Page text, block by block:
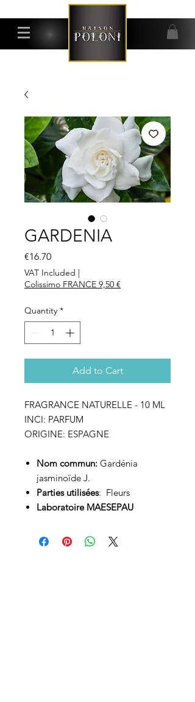
GARDENIA
€16.70Price
VAT Included |
Colissimo FRANCE 9,50 €
Quantity *
Add to Cart
FRAGRANCE NATURELLE - 10 ML
INCI: PARFUM
ORIGINE: ESPAGNE
Nom commun: Gardénia
jasminoïde J.
Parties utilisées: Fleurs
Laboratoire MAESEPAU